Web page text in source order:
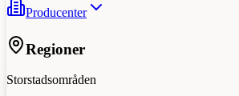
Producenter
Regioner
Storstadsområden